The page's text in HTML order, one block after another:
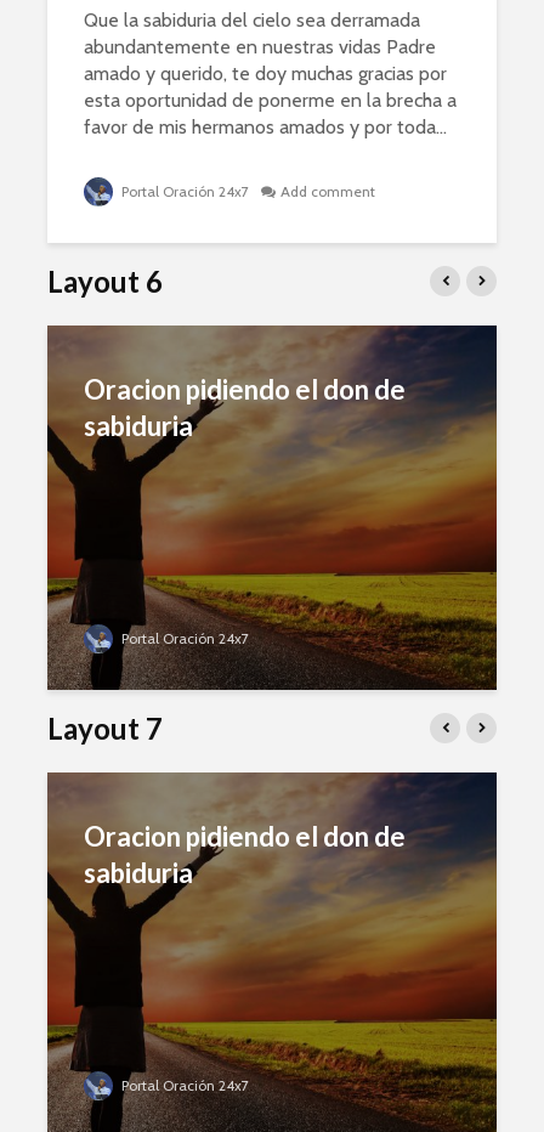
Que la sabiduria del cielo sea derramada
abundantemente en nuestras vidas Padre
amado y querido, te doy muchas gracias por
esta oportunidad de ponerme en la brecha a
favor de mis hermanos amados y por toda...
Portal Oración 24x7 Add comment
Layout 6
Oracion pidiendo el don de
sabiduria
Portal Oración 24x7
Layout 7
Oracion pidiendo el don de
sabiduria
Portal Oración 24x7